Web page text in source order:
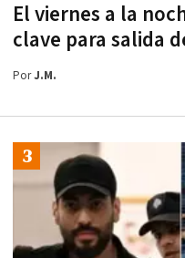
El viernes a la
clave para salida
PorJ.M.